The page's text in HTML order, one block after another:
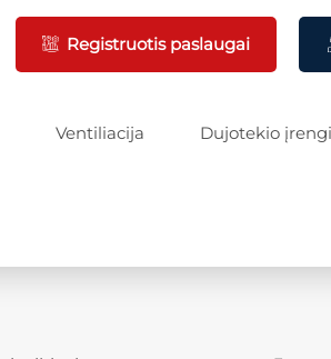
Registruotis paslaugai
Ventiliacija Dujotekio